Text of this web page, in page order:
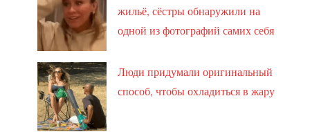
жильё, сёстры обнаружили на
одной из фотографий самих себя
Люди придумали оригинальный
способ, чтобы охладиться в жару